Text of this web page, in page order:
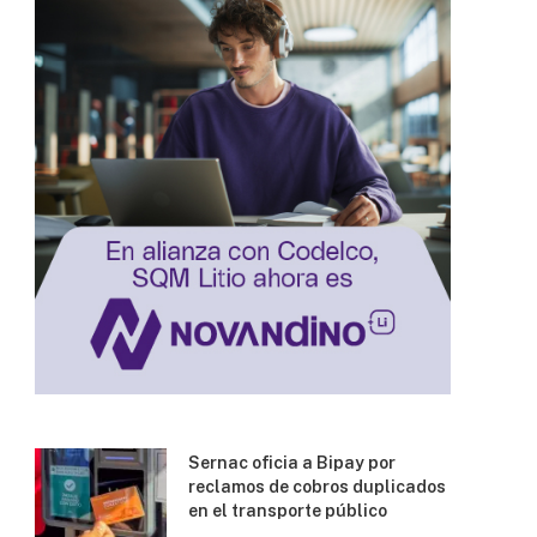
Sernac oficia a Bipay por
reclamos de cobros duplicados
en el transporte público